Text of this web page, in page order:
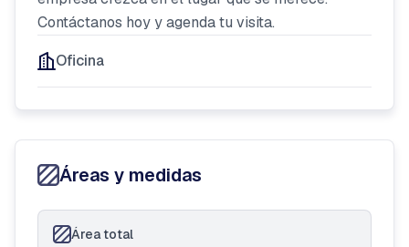
Contáctanos hoy y agenda tu visita.
Oficina
Áreas y medidas
Área total